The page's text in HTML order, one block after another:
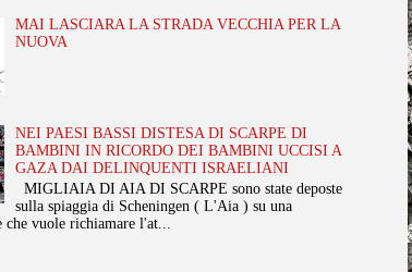
MAI LASCIARA LA STRADA VECCHIA PER LA
NUOVA
NEI PAESI BASSI DISTESA DI SCARPE DI
BAMBINI IN RICORDO DEI BAMBINI UCCISI A
GAZA DAI DELINQUENTI ISRAELIANI
MIGLIAIA DI AIA DI SCARPE sono state deposte
sulla spiaggia di Scheningen ( L'Aia ) su una
che vuole richiamare l'at...